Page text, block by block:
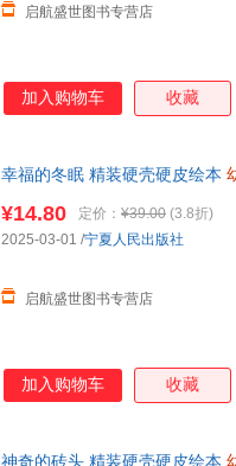
启航盛世图书专营店
加入购物车 收藏
幸福的冬眠 精装硬壳硬皮绘本
¥14.80 定价： ¥39.00 (3.8折)
启航盛世图书专营店
2025-03-01 /宁夏人民出版社
加入购物车 收藏
神奇的砖头 精装硬壳硬皮绘本